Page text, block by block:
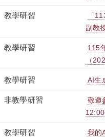
教學研習
「
副教
教學研習
115
（
教學研習 AI生
非教學研習
敬邀
教學研習
我的